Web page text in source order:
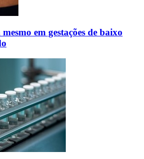
em gestações de baixo